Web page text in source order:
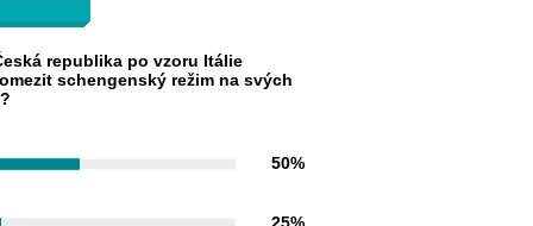
republika po vzoru Itálie
schengenský režim na svých
50%